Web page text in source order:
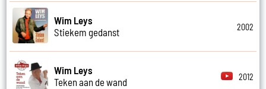
Wim Leys
Stiekem gedanst
2002
Wim Leys
Teken aan de wand
2012